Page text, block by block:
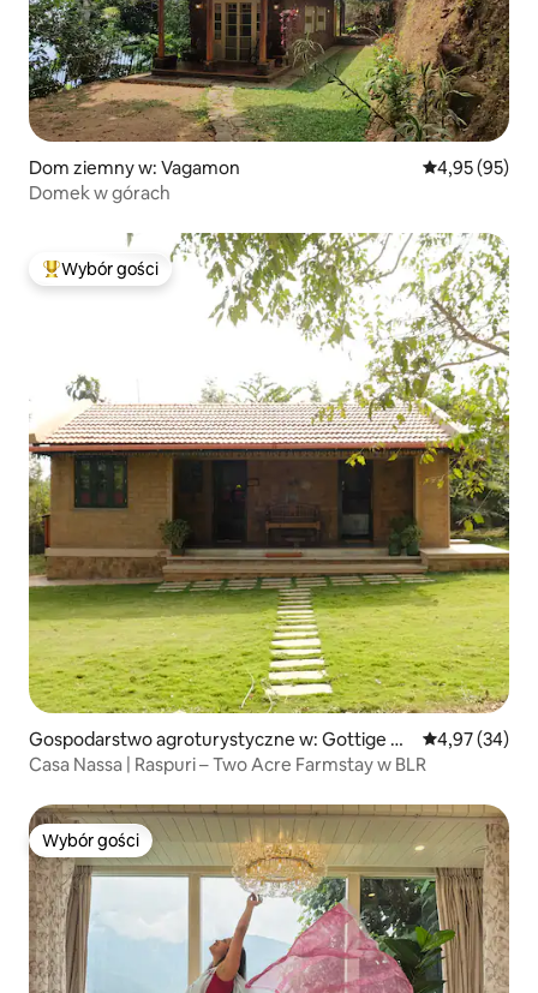
Dom ziemny w: Vagamon Średnia
4,95 (95)
Domek w górach
Najpopularniejsze z kategorii Wybór gości
Wybór gości
Gospodarstwo agroturystyczne w: Gottige Ha
lli
Średnia
4,97 (34)
Casa Nassa | Raspuri – Two Acre Farmstay w BLR
Wybór gości
Wybór gości